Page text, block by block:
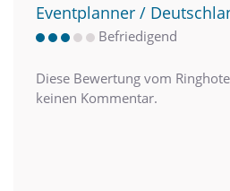
Eventplanner /
Befriedigend
Diese Bewertung vom
keinen Kommentar.